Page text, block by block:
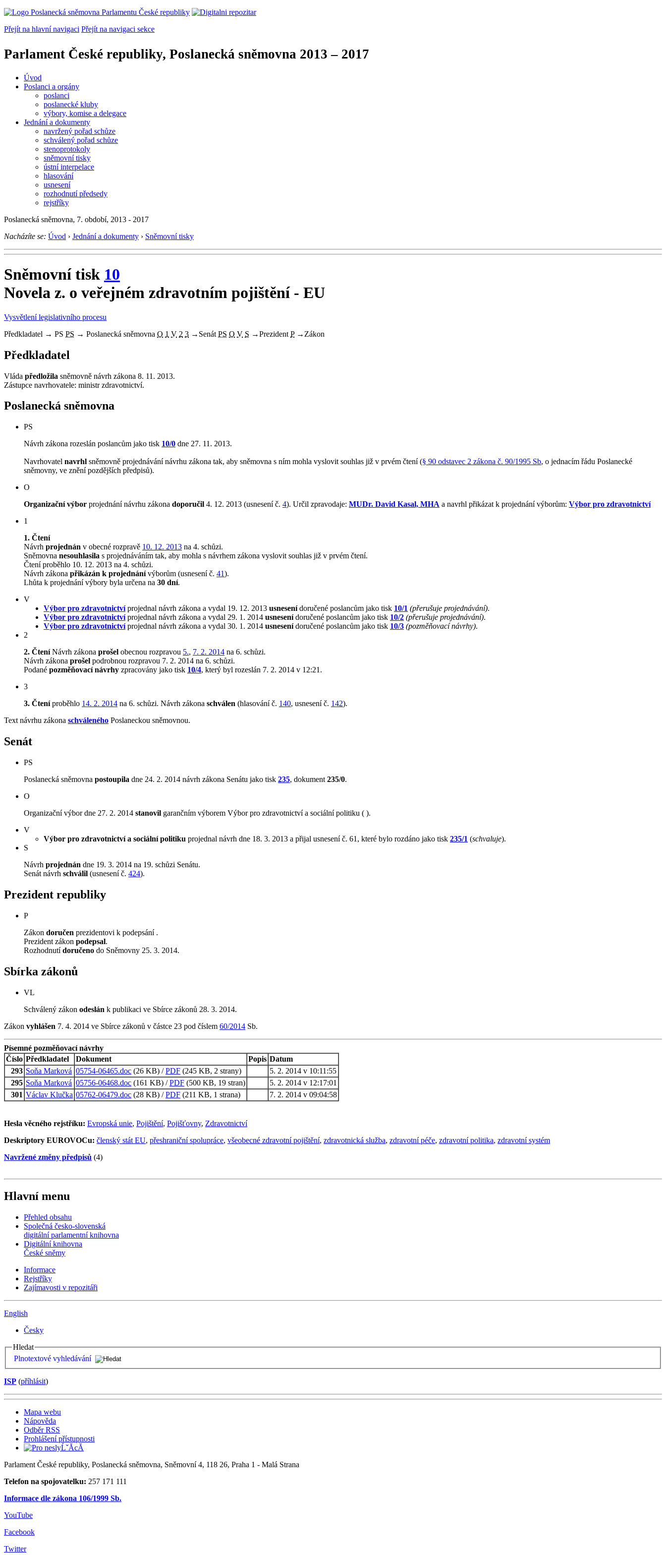
Přejít na hlavní navigaci Přejít na navigaci sekce
Parlament České republiky, Poslanecká sněmovna 2013 – 2017
Úvod
Poslanci a orgány
poslanci
poslanecké kluby
výbory, komise a delegace
Jednání a dokumenty
navržený pořad schůze
schválený pořad schůze
stenoprotokoly
sněmovní tisky
ústní interpelace
hlasování
usnesení
rozhodnutí předsedy
rejstříky
Poslanecká sněmovna, 7. období, 2013 - 2017
Nacházíte se: Úvod › Jednání a dokumenty › Sněmovní tisky
Sněmovní tisk 10
Novela z. o veřejném zdravotním pojištění - EU
Vysvětlení legislativního procesu
Předkladatel → PS PS → Poslanecká sněmovna O 1 V 2 3 → Senát PS O V S →Prezident P → Zákon
Předkladatel
Vláda předložila sněmovně návrh zákona 8. 11. 2013.
Zástupce navrhovatele: ministr zdravotnictví.
Poslanecká sněmovna
PS
Návrh zákona rozeslán poslancům jako tisk 10/0 dne 27. 11. 2013.
Navrhovatel navrhl sněmovně projednávání návrhu zákona tak, aby sněmovna s ním mohla vyslovit souhlas již v prvém čtení (§ 90 odstavec 2 zákona č. 90/1995 Sb, o jednacím řádu Poslanecké
sněmovny, ve znění pozdějších předpisů).
O
Organizační výbor projednání návrhu zákona doporučil 4. 12. 2013 (usnesení č. 4). Určil zpravodaje: MUDr. David Kasal, MHA a navrhl přikázat k projednání výborům: Výbor pro zdravotnictví
1
1. Čtení
Návrh projednán v obecné rozpravě 10. 12. 2013 na 4. schůzi.
Sněmovna nesouhlasila s projednáváním tak, aby mohla s návrhem zákona vyslovit souhlas již v prvém čtení.
Čtení proběhlo 10. 12. 2013 na 4. schůzi.
Návrh zákona přikázán k projednánívýborům (usnesení č. 41).
Lhůta k projednání výbory byla určena na 30 dní.
V
Výbor pro zdravotnictvíprojednal návrh zákona a vydal 19. 12. 2013 usnesenídoručené poslancům jako tisk 10/1 (přerušuje projednávání).
Výbor pro zdravotnictvíprojednal návrh zákona a vydal 29. 1. 2014 usnesenídoručené poslancům jako tisk 10/2 (přerušuje projednávání).
Výbor pro zdravotnictvíprojednal návrh zákona a vydal 30. 1. 2014 usnesenídoručené poslancům jako tisk 10/3 (pozměňovací návrhy).
2
2. ČteníNávrh zákona prošel obecnou rozpravou 5., 7. 2. 2014 na 6. schůzi.
Návrh zákona prošel podrobnou rozpravou 7. 2. 2014 na 6. schůzi.
Podané pozměňovací návrhy zpracovány jako tisk 10/4, který byl rozeslán 7. 2. 2014 v 12:21.
3
3. Čteníproběhlo 14. 2. 2014 na 6. schůzi. Návrh zákona schválen (hlasování č. 140, usnesení č. 142).
Text návrhu zákona schváleného Poslaneckou sněmovnou.
Senát
PS
Poslanecká sněmovna postoupila dne 24. 2. 2014 návrh zákona Senátu jako tisk 235, dokument 235/0.
O
Organizační výbor dne 27. 2. 2014 stanovil garančním výborem Výbor pro zdravotnictví a sociální politiku ( ).
V
Výbor pro zdravotnictví a sociální politiku projednal návrh dne 18. 3. 2013 a přijal usnesení č. 61, které bylo rozdáno jako tisk 235/1 (schvaluje).
S
Návrh projednán dne 19. 3. 2014 na 19. schůzi Senátu.
Senát návrh schválil (usnesení č. 424).
Prezident republiky
P
Zákon doručen prezidentovi k podepsání .
Prezident zákon podepsal.
Rozhodnutídoručeno do Sněmovny 25. 3. 2014.
Sbírka zákonů
VL
Schválený zákon odeslán k publikaci ve Sbírce zákonů 28. 3. 2014.
Zákon vyhlášen 7. 4. 2014 ve Sbírce zákonů v částce 23 pod číslem 60/2014 Sb.
Písemné pozměňovací návrhy
Číslo Předkladatel Dokument Popis Datum
293 Soňa Marková 05754-06465.doc (26 KB) /PDF (245 KB, 2 strany)
5. 2. 2014 v 10:11:55
295 Soňa Marková 05756-06468.doc (161 KB) /PDF (500 KB, 19 stran)
5. 2. 2014 v 12:17:01
301 Václav Klučka 05762-06479.doc (28 KB) /PDF (211 KB, 1 strana) 7. 2. 2014 v 09:04:58
Hesla věcného rejstříku: Evropská unie, Pojištění, Pojišťovny, Zdravotnictví
Deskriptory EUROVOCu: členský stát EU, přeshraniční spolupráce, všeobecné zdravotní pojištění, zdravotnická služba, zdravotní péče, zdravotní politika, zdravotní systém
Navržené změny předpisů (4)
Hlavní menu
Přehled obsahu
Společná česko-slovenská
digitální parlamentní knihovna
Digitální knihovna
České sněmy
Informace
Rejstříky
Zajímavosti v repozitáři
English
Česky
Hledat
Plnotextové vyhledávání
ISP (příhlásit)
Mapa webu
Nápověda
Odběr RSS
Prohlášení přístupnosti
Parlament České republiky, Poslanecká sněmovna, Sněmovní 4, 118 26, Praha 1 - Malá Strana
Telefon na spojovatelku: 257 171 111
Informace dle zákona 106/1999 Sb.
YouTube
Facebook
Twitter